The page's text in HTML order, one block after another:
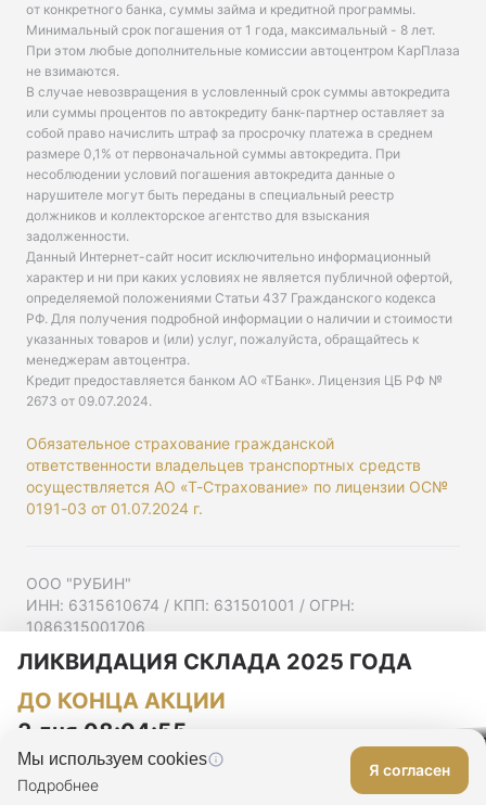
от конкретного банка, суммы займа и кредитной программы.
Минимальный срок погашения от 1 года, максимальный - 8 лет.
При этом любые дополнительные комиссии автоцентром КарПлаза
не взимаются.
В случае невозвращения в условленный срок суммы автокредита
или суммы процентов по автокредиту банк-партнер оставляет за
собой право начислить штраф за просрочку платежа в среднем
размере 0,1% от первоначальной суммы автокредита. При
несоблюдении условий погашения автокредита данные о
нарушителе могут быть переданы в специальный реестр
должников и коллекторское агентство для взыскания
задолженности.
Данный Интернет-сайт носит исключительно информационный
характер и ни при каких условиях не является публичной офертой,
определяемой положениями Статьи 437 Гражданского кодекса
РФ. Для получения подробной информации о наличии и стоимости
указанных товаров и (или) услуг, пожалуйста, обращайтесь к
менеджерам автоцентра.
Кредит предоставляется банком АО «ТБанк». Лицензия ЦБ РФ №
2673 от 09.07.2024.
Обязательное страхование гражданской
ответственности владельцев транспортных средств
осуществляется АО «Т-Страхование» по лицензии ОС№
0191-03 от 01.07.2024 г.
ООО "РУБИН"
ИНН: 6315610674 / КПП: 631501001 / ОГРН:
1086315001706
Ульяновская ул, д. 52/55, помещ. 9-18
Согласие на рекламную рассылку
Политика конфиденциальности
Мы используем cookies
Подробнее
Я согласен
ЛИКВИДАЦИЯ СКЛАДА 2025 ГОДА
ДО КОНЦА АКЦИИ
2 дня 08:04:55
Оставить заявку